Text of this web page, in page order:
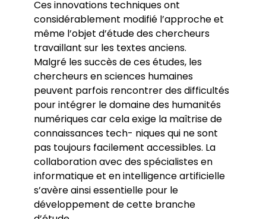
Ces innovations techniques ont
considérablement modifié l’approche et
même l’objet d’étude des chercheurs
travaillant sur les textes anciens.
Malgré les succès de ces études, les
chercheurs en sciences humaines
peuvent parfois rencontrer des difficultés
pour intégrer le domaine des humanités
numériques car cela exige la maîtrise de
connaissances tech- niques qui ne sont
pas toujours facilement accessibles. La
collaboration avec des spécialistes en
informatique et en intelligence artificielle
s’avère ainsi essentielle pour le
développement de cette branche